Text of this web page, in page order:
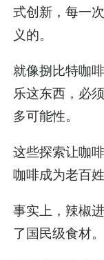
式创新，每一
义的。
就像捌比特咖
乐这东西，必
多可能性。
这些探索让咖
咖啡成为老百
事实上，辣椒
了国民级食材。